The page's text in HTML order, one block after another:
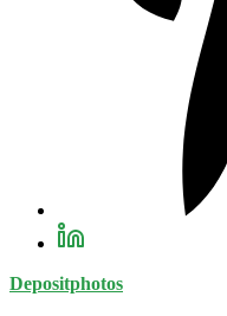
Depositphotos